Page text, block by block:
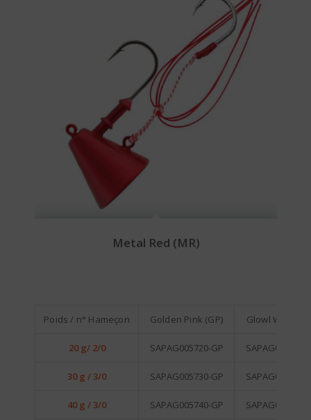
Metal Red (MR)
Poids / n° Hameçon Golden Pink (GP) Glowl White
20 g/ 2/0 SAPAG005720-GP SAPAG005720-
30 g / 3/0 SAPAG005730-GP SAPAG005730-
40 g / 3/0 SAPAG005740-GP SAPAG005740-